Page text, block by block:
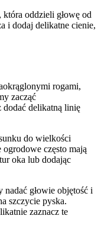
która oddzieli głowę od
i dodaj delikatne cienie,
rogami,
zacząć
dodać delikatną linię
do wielkości
ogrodowe często mają
oka lub dodając
głowie objętość i
szczycie pyska.
zaznacz te